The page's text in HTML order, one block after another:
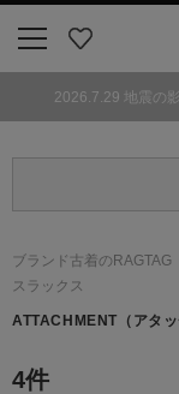
気
2026.7.29 地震の
ブランド古着のRAGTAG
スラックス
ATTACHMENT （アタ
4件